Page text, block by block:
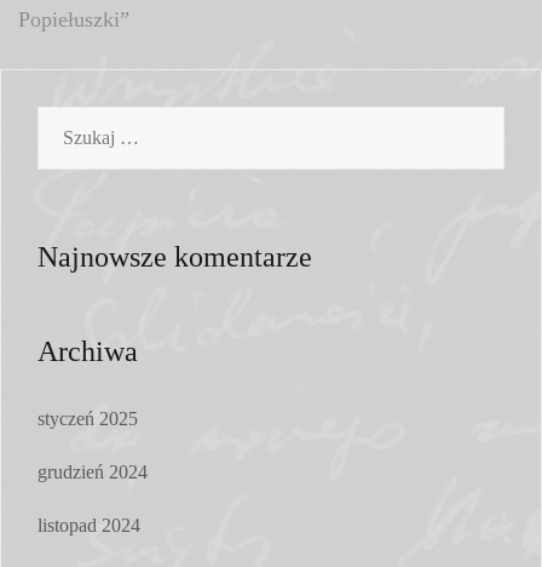
Popiełuszki”
Najnowsze komentarze
Archiwa
styczeń 2025
grudzień 2024
listopad 2024